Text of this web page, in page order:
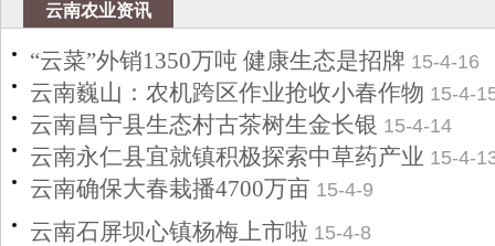
云南农业资讯
“云菜”外销1350万吨 健康生态是招牌 15-4-16
云南巍山：农机跨区作业抢收小春作物 15-4-
云南昌宁县生态村古茶树生金长银 15-4-14
云南永仁县宜就镇积极探索中草药产业 15-4-
云南确保大春栽播4700万亩 15-4-9
云南石屏坝心镇杨梅上市啦 15-4-8